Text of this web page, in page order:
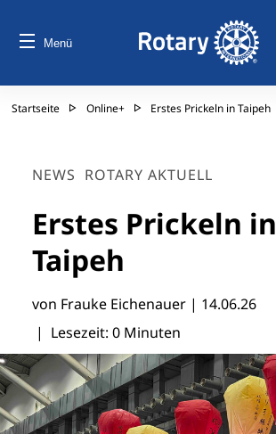
Menü
Startseite Online+ Erstes Prickeln in Taipeh
NEWS ROTARY AKTUELL
Erstes Prickeln in
Taipeh
von Frauke Eichenauer | 14.06.26
| Lesezeit: 0 Minuten